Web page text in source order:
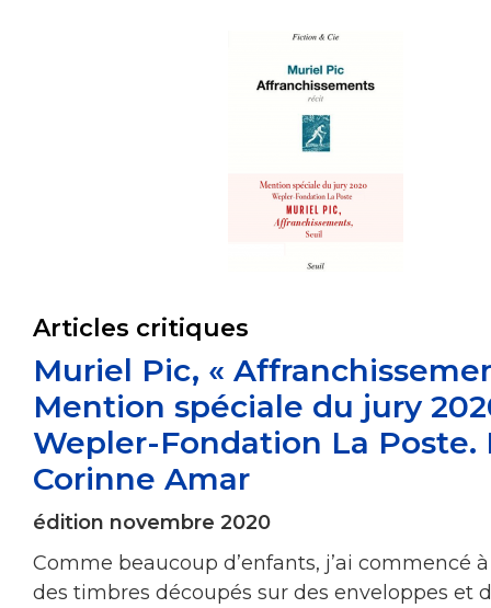
Articles critiques
Muriel Pic, «
Mention spéciale du jury
Wepler-Fondation La Poste.
Corinne Amar
édition novembre 2020
Comme beaucoup d’enfants, j’ai commencé
des timbres découpés sur des enveloppes et